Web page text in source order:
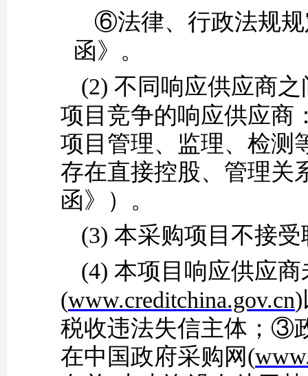
⑥法律、行政法规规
函》。
(2) 不同响应供应商
项目竞争的响应供应商
项目管理、监理、检
存在直接控股、管理关
函》）。
(3) 本采购项目不接
(4) 本项目响应供应商
(www.creditchina.gov.cn
税收违法失信主体；③
在中国政府采购网(